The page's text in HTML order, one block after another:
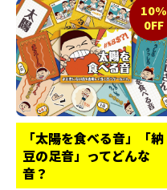
「太陽を食べる音」「納
豆の足音」ってどんな
音？
10%
0FF